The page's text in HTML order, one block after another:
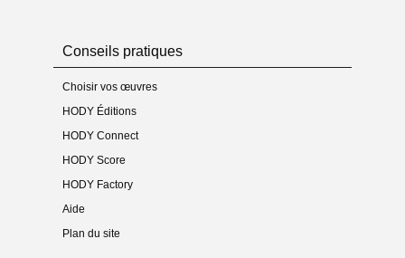
- Type(s) : conducteur + mp3 de l'œuvre
- Mode de livraison : téléchargement
Médias
- Enregistrement sur CD : non
- Vidéo(s) : non
Conseils pratiques
Choisir vos œuvres
HODY Éditions
HODY Connect
HODY Score
HODY Factory
Aide
Plan du site